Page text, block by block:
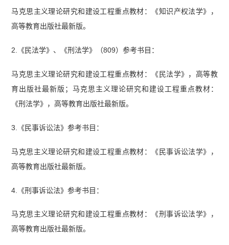
马克思主义理论研究和建设工程重点教材：《知识产权法学》，
高等教育出版社最新版。
2.《民法学》、《刑法学》（809）参考书目：
马克思主义理论研究和建设工程重点教材：《民法学》，高等教
育出版社最新版；马克思主义理论研究和建设工程重点教材：
《刑法学》，高等教育出版社最新版。
3.《民事诉讼法》参考书目：
马克思主义理论研究和建设工程重点教材：《民事诉讼法学》，
高等教育出版社最新版。
4.《刑事诉讼法》参考书目：
马克思主义理论研究和建设工程重点教材：《刑事诉讼法学》，
高等教育出版社最新版。